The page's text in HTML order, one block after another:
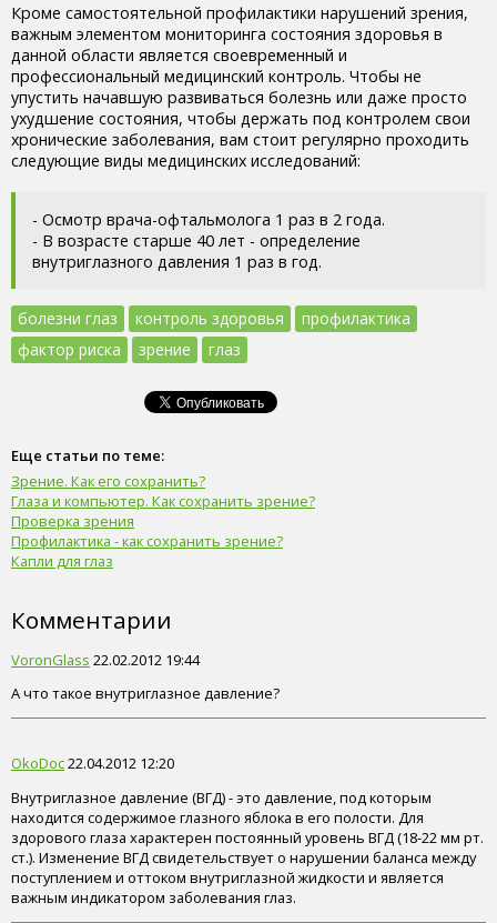
Кроме самостоятельной профилактики нарушений зрения,
важным элементом мониторинга состояния здоровья в
данной области является своевременный и
профессиональный медицинский контроль. Чтобы не
упустить начавшую развиваться болезнь или даже просто
ухудшение состояния, чтобы держать под контролем свои
хронические заболевания, вам стоит регулярно проходить
следующие виды медицинских исследований:
- Осмотр врача-офтальмолога 1 раз в 2 года.
- В возрасте старше 40 лет - определение
внутриглазного давления 1 раз в год.
болезни глаз контроль здоровья
профилактика
фактор риска
зрение глаз
Еще статьи по теме:
Зрение. Как его сохранить?
Глаза и компьютер. Как сохранить зрение?
Проверка зрения
Профилактика - как сохранить зрение?
Капли для глаз
Комментарии
VoronGlass 22.02.2012 19:44
А что такое внутриглазное давление?
OkoDoc22.04.2012 12:20
Внутриглазное давление (ВГД) - это давление, под которым
находится содержимое глазного яблока в его полости. Для
здорового глаза характерен постоянный уровень ВГД (18-22 мм рт.
ст.). Изменение ВГД свидетельствует о нарушении баланса между
поступлением и оттоком внутриглазной жидкости и является
важным индикатором заболевания глаз.